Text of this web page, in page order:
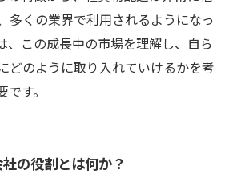
多くの業界で利用されるようになっ
、この成長中の市場を理解し、自ら
どのように取り入れていけるかを考
す。
の役割とは何か？